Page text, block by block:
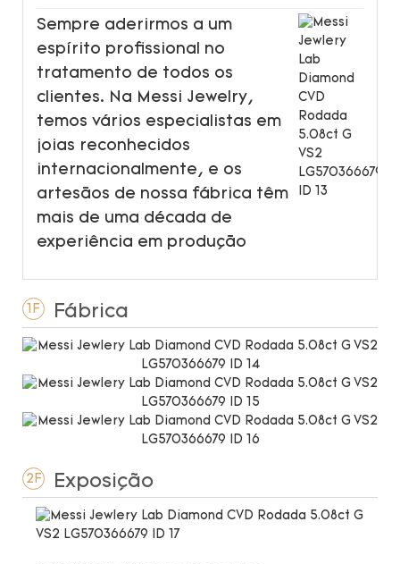
Sempre aderirmos a um
espírito profissional no
tratamento de todos os
clientes. Na Messi Jewelry,
temos vários especialistas em
joias reconhecidos
internacionalmente, e os
artesãos de nossa fábrica têm
mais de uma década de
experiência em produção
1F Fábrica
2F Exposição